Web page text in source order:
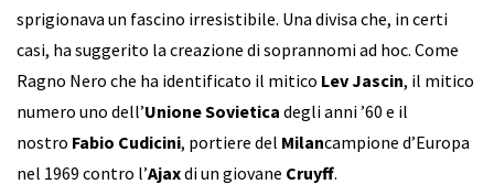
sprigionava un fascino irresistibile. Una divisa che, in certi
casi, ha suggerito la creazione di soprannomi ad hoc. Come
Ragno Nero che ha identificato il mitico Lev Jascin, il mitico
numero uno dell’Unione Sovietica degli anni ’60 e il
nostro Fabio Cudicini, portiere del Milancampione d’Europa
nel 1969 contro l’Ajaxdi un giovane Cruyff.